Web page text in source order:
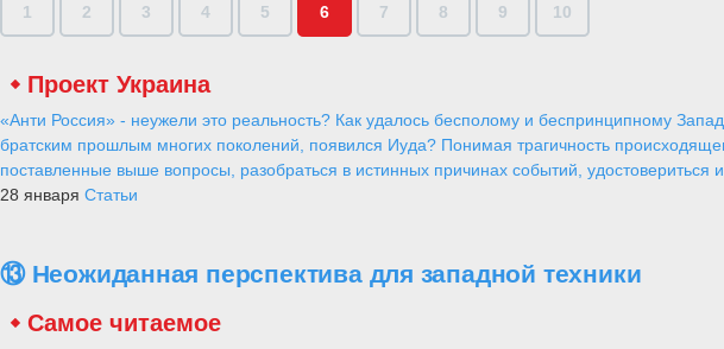
1 2 3 4 5 6 7 8 9 10
Проект Украина
«Анти Россия» - неужели это реальность? Как удалось бесполому и беспринципному
братским прошлым многих поколений, появился Иуда? Понимая трагичность
поставленные выше вопросы, разобраться в истинных причинах событий, удостовериться
28 января Статьи
⑬ Неожиданная перспектива для западной техники
Самое читаемое